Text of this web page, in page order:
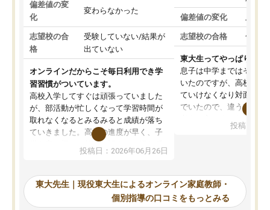
偏差値の変
化
変わらなかった
志望校の合
格
受験していない/結果が
出ていない
オンラインだからこそ毎日利用でき学
習習慣がついています。
高校入学してすぐは頑張っていました
が、部活動が忙しくなって学習時間が
取れなくなるとみるみると成績が落ち
ていきました。高校の進度が早く、子
供も家に帰って勉強の話すると嫌な反
応を示します。東大先生にお願いして
れるので、親としても安心です。毎日
使える自習室とかもあり、わからない
ところがあれば先生が回答してくれる
投稿日：2026年06月26日
偏差値の変化 上が
志望校の合格 合格
東大生ってやっぱりすご
息子は中学まではそこそ
いたのですが、高校に入
ていけなくなり対面の塾
でいたので、違うアプロ
で、当初は模試でD判定
自習室が毎日使えていつ
るのが心強かったよう
謝です。
投稿日：
東大先生｜現役東大生によるオンライン家庭教師・
個別指導の口コミをもっとみる